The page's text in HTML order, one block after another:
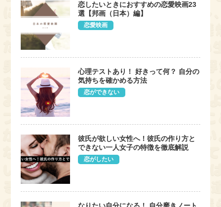
恋したいときにおすすめの恋愛映画23
選【邦画（日本）編】
恋愛映画
心理テストあり！ 好きって何？ 自分の
気持ちを確かめる方法
恋ができない
彼氏が欲しい女性へ！彼氏の作り方と
できない一人女子の特徴を徹底解説
恋がしたい